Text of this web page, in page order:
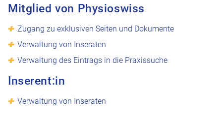
Mitglied von Physioswiss
Zugang zu exklusiven Seiten und Dokumente
Verwaltung von Inseraten
Verwaltung des Eintrags in die Praxissuche
Inserent:in
Verwaltung von Inseraten